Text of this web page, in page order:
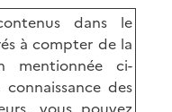
dans le
à compter de la
mentionnée ci-
des